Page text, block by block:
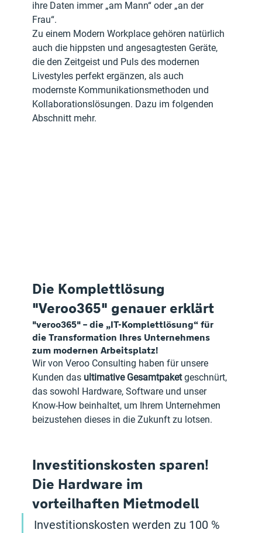
ihre Daten immer „am Mann“ oder „an der
Frau“.
Zu einem Modern Workplace gehören natürlich
auch die hippsten und angesagtesten Geräte,
die den Zeitgeist und Puls des modernen
Livestyles perfekt ergänzen, als auch
modernste Kommunikationsmethoden und
Kollaborationslösungen. Dazu im folgenden
Abschnitt mehr.
Die Komplettlösung
"Veroo365" genauer erklärt
"veroo365" – die „IT-Komplettlösung“ für
die Transformation Ihres Unternehmens
zum modernen Arbeitsplatz!
Wir von Veroo Consulting haben für unsere
Kunden das ultimative Gesamtpaket geschnürt,
das sowohl Hardware, Software und unser
Know-How beinhaltet, um Ihrem Unternehmen
beizustehen dieses in die Zukunft zu lotsen.
Investitionskosten sparen!
Die Hardware im
vorteilhaften Mietmodell
Investitionskosten werden zu 100 %